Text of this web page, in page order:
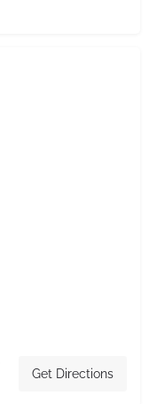
Get Directions